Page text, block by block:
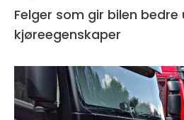
Felger som gir bilen
kjøreegenskaper